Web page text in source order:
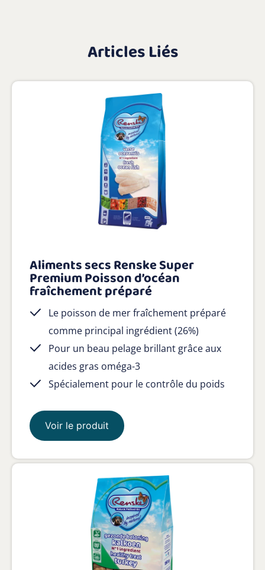
Articles Liés
Aliments secs Renske Super
Premium Poisson d’océan
fraîchement préparé
Le poisson de mer fraîchement préparé
comme principal ingrédient (26%)
Pour un beau pelage brillant grâce aux
acides gras oméga-3
Spécialement pour le contrôle du poids
Voir le produit